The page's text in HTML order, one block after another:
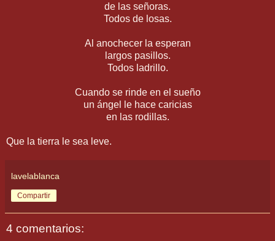
de las señoras.
Todos de losas.
Al anochecer la esperan
largos pasillos.
Todos ladrillo.
Cuando se rinde en el sueño
un ángel le hace caricias
en las rodillas.
Que la tierra le sea leve.
lavelablanca
Compartir
4 comentarios: